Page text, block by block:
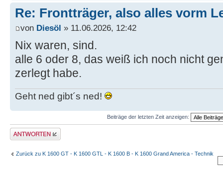
Re: Frontträger, also alles vorm
von Diesöl » 11.06.2026, 12:42
Nix waren, sind.
alle 6 oder 8, das weiß ich noch nicht
zerlegt habe.
Geht ned gibt´s ned!
Beiträge der letzten Zeit anzeigen:
Antwort schreiben
Zurück zu K 1600 GT - K 1600 GTL - K 1600 B - K 1600 Grand America - Technik